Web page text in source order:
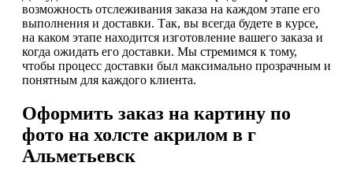
возможность отслеживания заказа на каждом этапе его
выполнения и доставки. Так, вы всегда будете в курсе,
на каком этапе находится изготовление вашего заказа и
когда ожидать его доставки. Мы стремимся к тому,
чтобы процесс доставки был максимально прозрачным и
понятным для каждого клиента.
Оформить заказ на картину по
фото на холсте акрилом в г
Альметьевск